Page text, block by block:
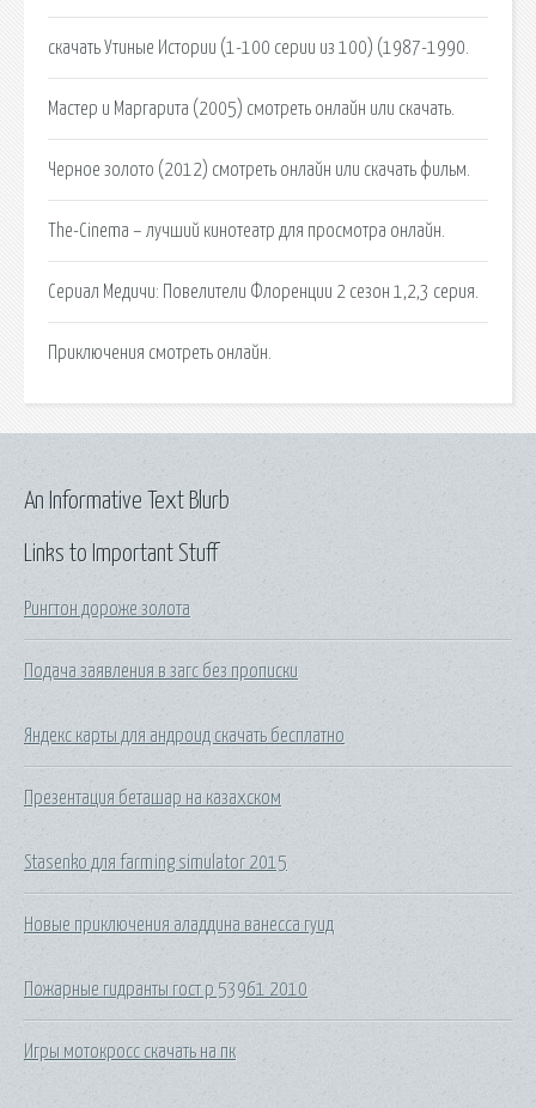
скачать Утиные Истории (1-100 серии из 100) (1987-1990.
Мастер и Маргарита (2005) смотреть онлайн или скачать.
Черное золото (2012) смотреть онлайн или скачать фильм.
The-Cinema – лучший кинотеатр для просмотра онлайн.
Сериал Медичи: Повелители Флоренции 2 сезон 1,2,3 серия.
Приключения смотреть онлайн.
Links to Important Stuff
Рингтон дороже золота
Подача заявления в загс без прописки
Яндекс карты для андроид скачать бесплатно
Презентация беташар на казахском
Stasenko для farming simulator 2015
Новые приключения аладдина ванесса гуид
Пожарные гидранты гост р 53961 2010
Игры мотокросс скачать на пк
An Informative Text Blurb